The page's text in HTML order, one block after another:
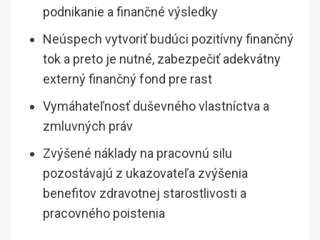
podnikanie a finančné výsledky
Neúspech vytvoriť budúci pozitívny finančný
tok a preto je nutné, zabezpečiť adekvátny
externý finančný fond pre rast
Vymáhateľnosť duševného vlastníctva a
zmluvných práv
Zvýšené náklady na pracovnú silu
pozostávajú z ukazovateľa zvýšenia
benefitov zdravotnej starostlivosti a
pracovného poistenia